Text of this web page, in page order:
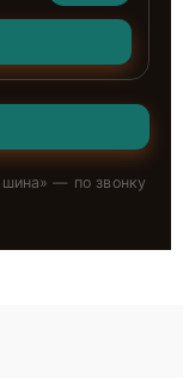
» — по звонку